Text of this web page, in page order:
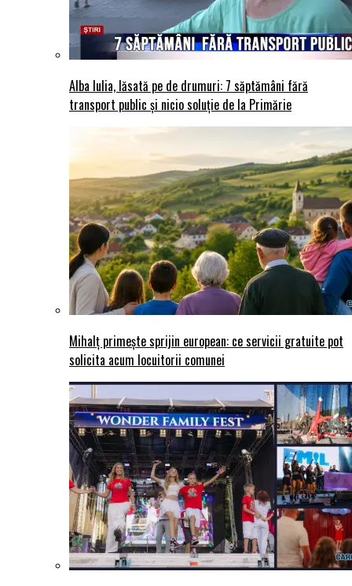
Alba Iulia, lăsată pe de drumuri: 7 săptămâni fără
transport public și nicio soluție de la Primărie
Mihalț primește sprijin european: ce servicii gratuite pot
solicita acum locuitorii comunei